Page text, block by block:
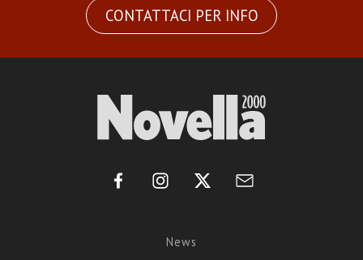
CONTATTACI PER INFO
News